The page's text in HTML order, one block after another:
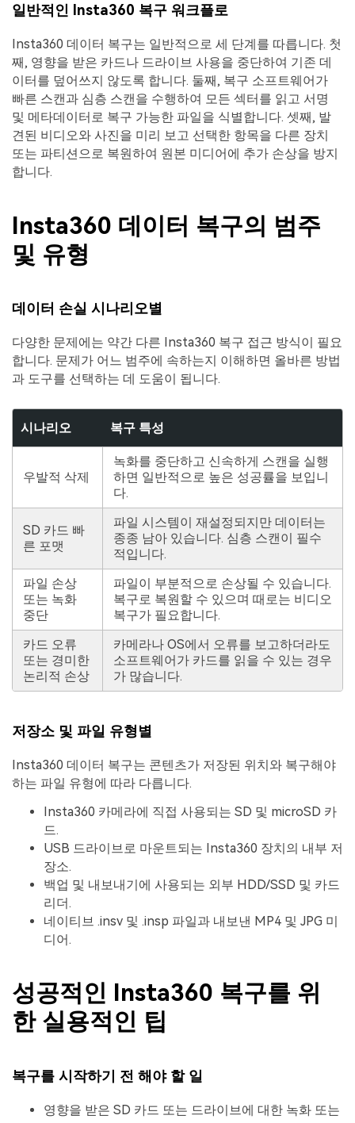
일반적인 Insta360 복구 워크플로
Insta360 데이터 복구는 일반적으로 세 단계를 따릅니다. 첫
째, 영향을 받은 카드나 드라이브 사용을 중단하여 기존 데
이터를 덮어쓰지 않도록 합니다. 둘째, 복구 소프트웨어가
빠른 스캔과 심층 스캔을 수행하여 모든 섹터를 읽고 서명
및 메타데이터로 복구 가능한 파일을 식별합니다. 셋째, 발
견된 비디오와 사진을 미리 보고 선택한 항목을 다른 장치
또는 파티션으로 복원하여 원본 미디어에 추가 손상을 방지
합니다.
Insta360 데이터 복구의 범주
및 유형
데이터 손실 시나리오별
다양한 문제에는 약간 다른 Insta360 복구 접근 방식이 필요
합니다. 문제가 어느 범주에 속하는지 이해하면 올바른 방법
과 도구를 선택하는 데 도움이 됩니다.
시나리오 복구 특성
우발적 삭제
녹화를 중단하고 신속하게 스캔을 실행
하면 일반적으로 높은 성공률을 보입니
다.
SD 카드 빠
른 포맷
파일 시스템이 재설정되지만 데이터는
종종 남아 있습니다. 심층 스캔이 필수
적입니다.
파일 손상
또는 녹화
중단
파일이 부분적으로 손상될 수 있습니다.
복구로 복원할 수 있으며 때로는 비디오
복구가 필요합니다.
카드 오류
또는 경미한
논리적 손상
카메라나 OS에서 오류를 보고하더라도
소프트웨어가 카드를 읽을 수 있는 경우
가 많습니다.
저장소 및 파일 유형별
Insta360 데이터 복구는 콘텐츠가 저장된 위치와 복구해야
하는 파일 유형에 따라 다릅니다.
Insta360 카메라에 직접 사용되는 SD 및 microSD 카
드.
USB 드라이브로 마운트되는 Insta360 장치의 내부 저
장소.
백업 및 내보내기에 사용되는 외부 HDD/SSD 및 카드
리더.
네이티브 .insv 및 .insp 파일과 내보낸 MP4 및 JPG 미
디어.
성공적인 Insta360 복구를 위
한 실용적인 팁
복구를 시작하기 전 해야 할 일
영향을 받은 SD 카드 또는 드라이브에 대한 녹화 또는